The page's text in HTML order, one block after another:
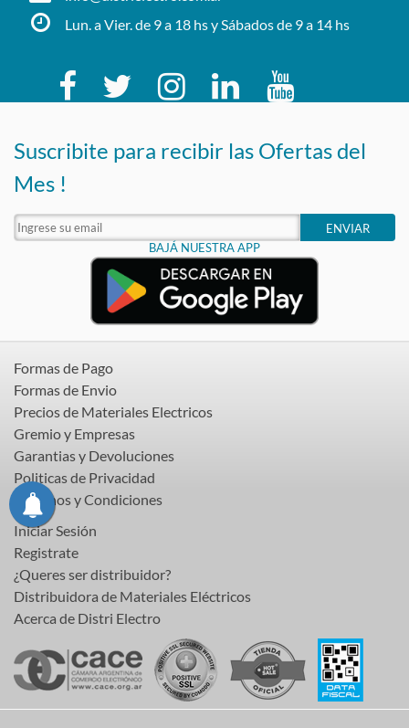
Lun. a Vier. de 9 a 18 hs y Sábados de 9 a 14 hs
Suscribite para recibir las Ofertas del
Mes !
ENVIAR
BAJÁ NUESTRA APP
Formas de Pago
Formas de Envio
Precios de Materiales Electricos
Gremio y Empresas
Garantias y Devoluciones
Politicas de Privacidad
Terminos y Condiciones
Iniciar Sesión
Registrate
¿Queres ser distribuidor?
Distribuidora de Materiales Eléctricos
Acerca de Distri Electro